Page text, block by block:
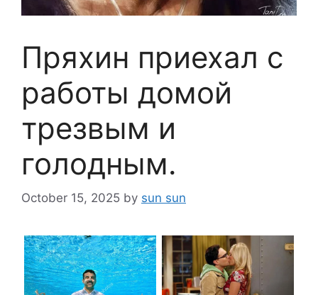
Пряхин приехал с
работы домой
трезвым и
голодным.
October 15, 2025 by sun sun